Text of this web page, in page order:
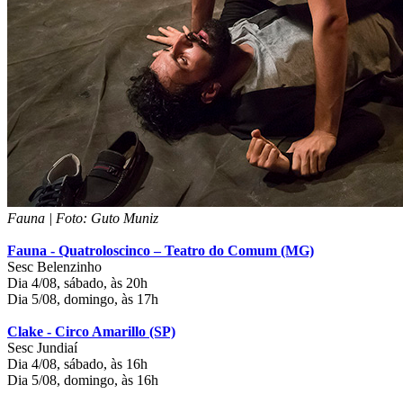
Fauna | Foto: Guto Muniz
Fauna - Quatroloscinco – Teatro do Comum (MG)
Sesc Belenzinho
Dia 4/08, sábado, às 20h
Dia 5/08, domingo, às 17h
Clake - Circo Amarillo (SP)
Sesc Jundiaí
Dia 4/08, sábado, às 16h
Dia 5/08, domingo, às 16h